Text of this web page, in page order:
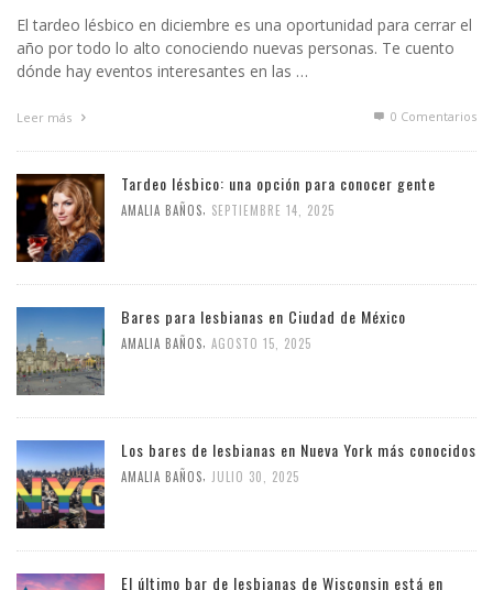
El tardeo lésbico en diciembre es una oportunidad para cerrar el
año por todo lo alto conociendo nuevas personas. Te cuento
dónde hay eventos interesantes en las …
Leer más 0 Comentarios
Tardeo lésbico: una opción para conocer gente
AMALIA BAÑOS SEPTIEMBRE 14, 2025
Bares para lesbianas en Ciudad de México
AMALIA BAÑOS AGOSTO 15, 2025
Los bares de lesbianas en Nueva York más conocidos
AMALIA BAÑOS JULIO 30, 2025
El último bar de lesbianas de Wisconsin está en